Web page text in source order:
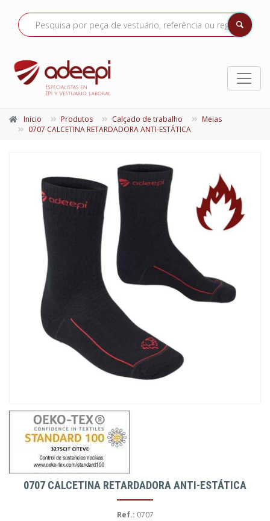
Inicio Produtos Calçado de trabalho
Meias
0707 CALCETINA RETARDADORA ANTI-ESTÁTICA
0707 CALCETINA RETARDADORA ANTI-ESTÁTICA
Ref.: 0707